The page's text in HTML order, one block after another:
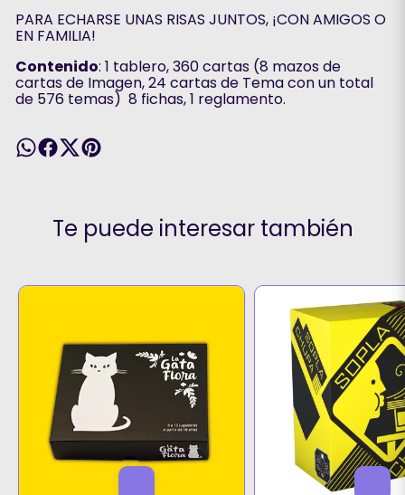
PARA ECHARSE UNAS RISAS JUNTOS, ¡CON AMIGOS O
EN FAMILIA!
Contenido: 1 tablero, 360 cartas (8 mazos de
cartas de Imagen, 24 cartas de Tema con un total
de 576 temas) 8 fichas, 1 reglamento.
Te puede interesar también